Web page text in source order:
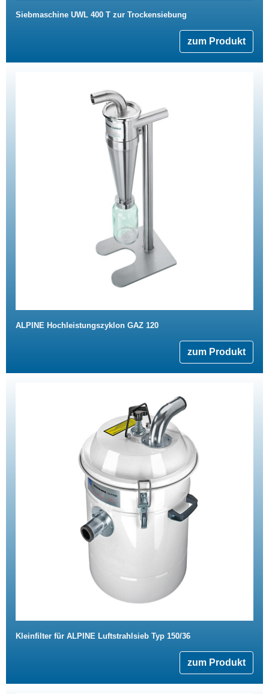
Siebmaschine UWL 400 T zur Trockensiebung
zum Produkt
ALPINE Hochleistungszyklon GAZ 120
zum Produkt
Kleinfilter für ALPINE Luftstrahlsieb Typ 150/36
zum Produkt